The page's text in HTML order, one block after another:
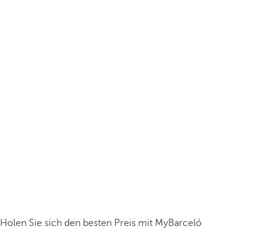
Holen Sie sich den besten Preis mit MyBarceló